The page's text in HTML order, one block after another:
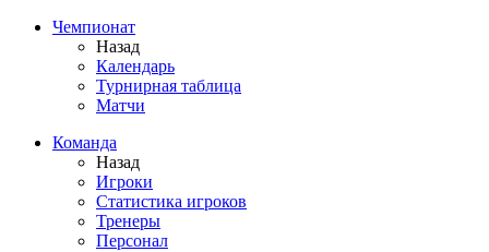
Чемпионат
Назад
Календарь
Турнирная таблица
Матчи
Команда
Назад
Игроки
Статистика игроков
Тренеры
Персонал